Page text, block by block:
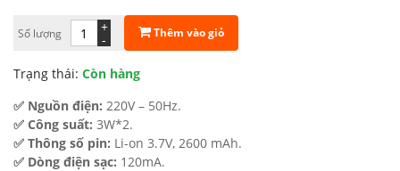
Số lượng -
+ Thêm vào giỏ
Trạng thái: Còn hàng
✅ Nguồn điện: 220V – 50Hz.
✅ Công suất: 3W*2.
✅ Thông số pin: Li-on 3.7V, 2600 mAh.
✅ Dòng điện sạc: 120mA.